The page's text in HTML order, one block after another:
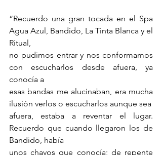
“Recuerdo una gran tocada en el Spa
Agua Azul, Bandido, La Tinta Blanca y el
Ritual,
no pudimos entrar y nos conformamos
con escucharlos desde afuera, ya
conocía a
esas bandas me alucinaban, era mucha
ilusión verlos o escucharlos aunque sea
afuera, estaba a reventar el lugar.
Recuerdo que cuando llegaron los de
Bandido, había
unos chavos que conocía; de repente